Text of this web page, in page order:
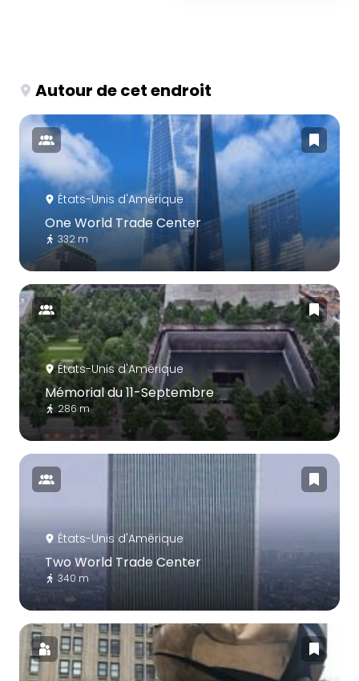
Autour de cet endroit
États-Unis d'Amérique
One World Trade Center
332 m
États-Unis d'Amérique
Mémorial du 11-Septembre
286 m
États-Unis d'Amérique
Two World Trade Center
340 m